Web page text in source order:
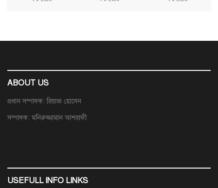
ABOUT US
প্রধান সম্পাদক: রিয়াজ হোসেন
সম্পাদক: মনিরুজ্জামান আশরাফী
USEFULL INFO LINKS